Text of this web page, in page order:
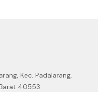
Kec. Padalarang,
40553